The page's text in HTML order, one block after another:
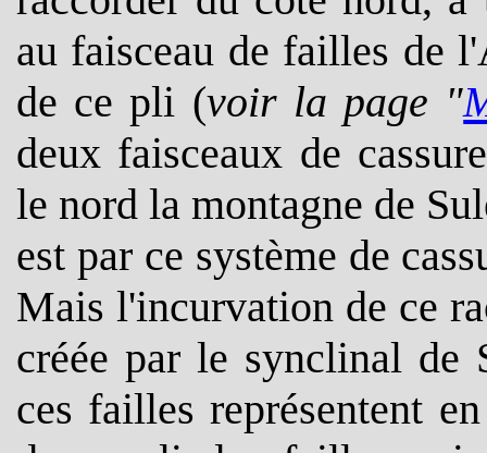
au faisceau de failles de
de ce pli (voir la page "
deux faisceaux de
le nord la montagne de
est par ce système de
Mais l'incurvation de ce
créée par le synclinal de
ces failles représentent